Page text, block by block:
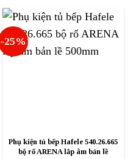
-25%
Phụ kiện tủ bếp Hafele 540.26.665
bộ rổ ARENA lắp âm bản lề